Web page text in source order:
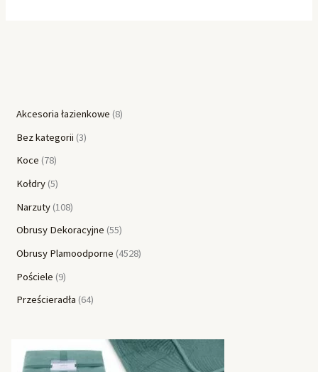
Akcesoria łazienkowe 8
Bez kategorii 3
Koce 78
Kołdry 5
Narzuty 108
Obrusy Dekoracyjne 55
Obrusy Plamoodporne 4528
Pościele 9
Prześcieradła 64